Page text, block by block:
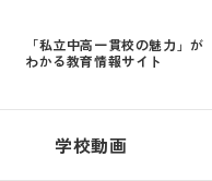
「私立中高一貫校の魅力」が
わかる教育情報サイト
学校動画